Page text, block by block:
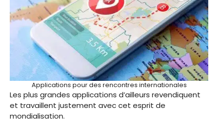
Applications pour des rencontres internationales
Les plus grandes applications d’ailleurs revendiquent
et travaillent justement avec cet esprit de
mondialisation.